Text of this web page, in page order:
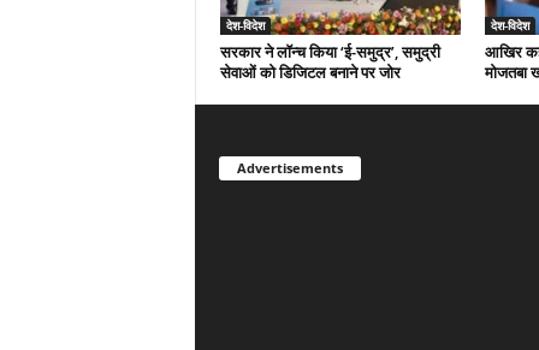
देश-विदेश
सरकार ने लॉन्च किया ‘ई-समुद्र’, समुद्री
सेवाओं को डिजिटल बनाने पर जोर
देश-विदेश
आखिर
मोजतबा
Advertisements